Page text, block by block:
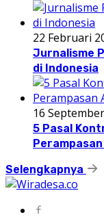
22 Februari
Jurnalisme
di Indonesia
16
5 Pasal
Selengkapnya